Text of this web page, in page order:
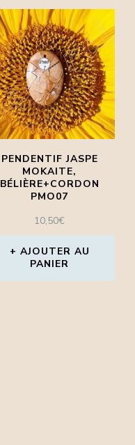
PENDENTIF JASPE
MOKAITE,
BÉLIÈRE+CORDON
PMO07
10,50€
AJOUTER AU
PANIER